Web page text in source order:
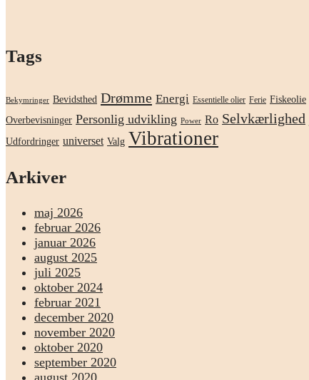
Tags
Bekymringer Bevidsthed Drømme Energi Essentielle olier Ferie Fiskeolie
Overbevisninger Personlig udvikling Power Ro Selvkærlighed
Udfordringer universet Valg Vibrationer
Arkiver
maj 2026
februar 2026
januar 2026
august 2025
juli 2025
oktober 2024
februar 2021
december 2020
november 2020
oktober 2020
september 2020